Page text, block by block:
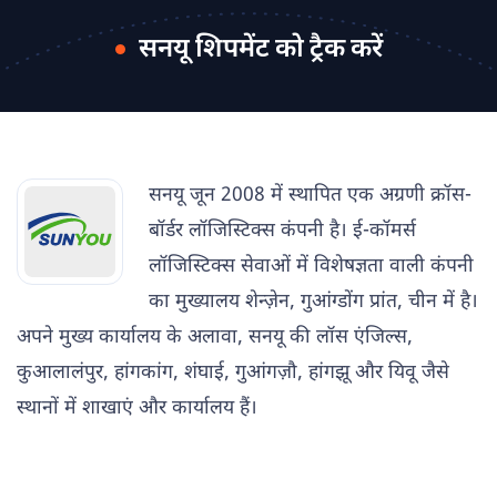
सनयू शिपमेंट को ट्रैक करें
सनयू जून 2008 में स्थापित एक अग्रणी क्रॉस-
बॉर्डर लॉजिस्टिक्स कंपनी है। ई-कॉमर्स
लॉजिस्टिक्स सेवाओं में विशेषज्ञता वाली कंपनी
का मुख्यालय शेन्ज़ेन, गुआंग्डोंग प्रांत, चीन में है।
अपने मुख्य कार्यालय के अलावा, सनयू की लॉस एंजिल्स,
कुआलालंपुर, हांगकांग, शंघाई, गुआंगज़ौ, हांगझू और यिवू जैसे
स्थानों में शाखाएं और कार्यालय हैं।